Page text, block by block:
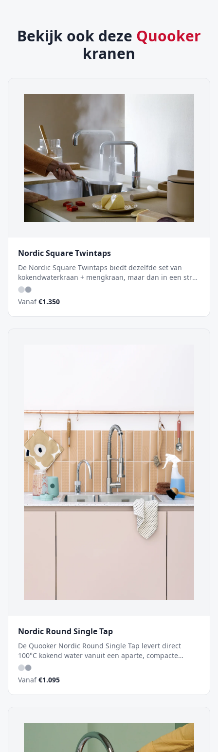
Bekijk ook deze Quooker
kranen
Nordic Square Twintaps
De Nordic Square Twintaps biedt dezelfde set van
kokendwaterkraan + mengkraan, maar dan in een strak
vierkant design. Perfect voor moderne keukens met
Vanaf€1.350
Nordic Round Single Tap
De Quooker Nordic Round Single Tap levert direct
100°C kokend water vanuit een aparte, compacte
kraan. Perfect te combineren met elke bestaande
van Quooker.
Vanaf€1.095